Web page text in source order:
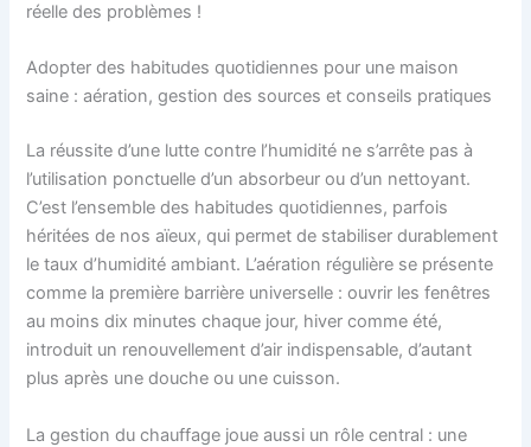
réelle des problèmes !
Adopter des habitudes quotidiennes pour une maison
saine : aération, gestion des sources et conseils pratiques
La réussite d’une lutte contre l’humidité ne s’arrête pas à
l’utilisation ponctuelle d’un absorbeur ou d’un nettoyant.
C’est l’ensemble des habitudes quotidiennes, parfois
héritées de nos aïeux, qui permet de stabiliser durablement
le taux d’humidité ambiant. L’aération régulière se présente
comme la première barrière universelle : ouvrir les fenêtres
au moins dix minutes chaque jour, hiver comme été,
introduit un renouvellement d’air indispensable, d’autant
plus après une douche ou une cuisson.
La gestion du chauffage joue aussi un rôle central : une